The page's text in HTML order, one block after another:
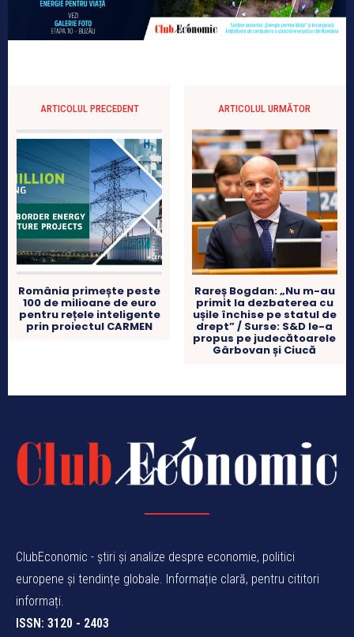
ARTICOLUL PRECEDENT
România primește peste
100 de milioane de euro
pentru rețele inteligente
prin proiectul CARMEN
ARTICOLUL URMĂTOR
Rareș Bogdan: „Nu m-au
primit la dezbaterea cu
ușile închise pe statul de
drept” / Surse: S&D le-a
propus pe judecătoarele
Gârbovan și Ciucă
ClubEconomic - știri și analize despre economie, politici
europene și tendințe globale. Informație clară, pentru cititori
informați.
ISSN: 3120 - 2403